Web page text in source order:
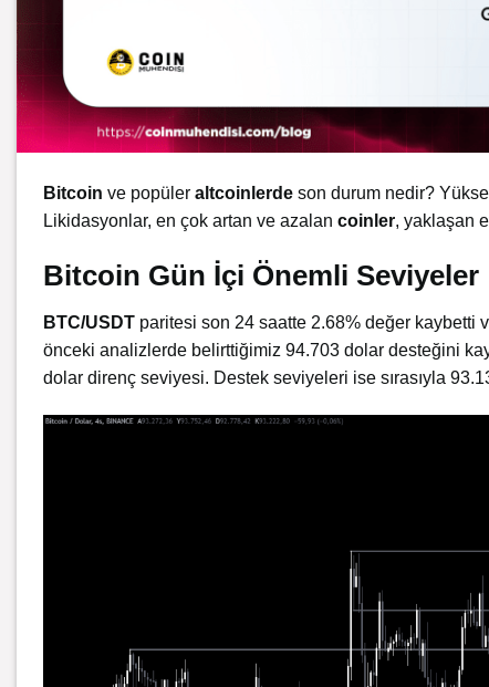
Bitcoin ve popüler altcoinlerde son durum nedir?
Likidasyonlar, en çok artan ve azalan coinler, yaklaşan
Bitcoin Gün İçi Önemli Seviyeler
BTC/USDT paritesi son 24 saatte 2.68% değer kaybetti
önceki analizlerde belirttiğimiz 94.703 dolar desteğini
dolar direnç seviyesi. Destek seviyeleri ise sırasıyla